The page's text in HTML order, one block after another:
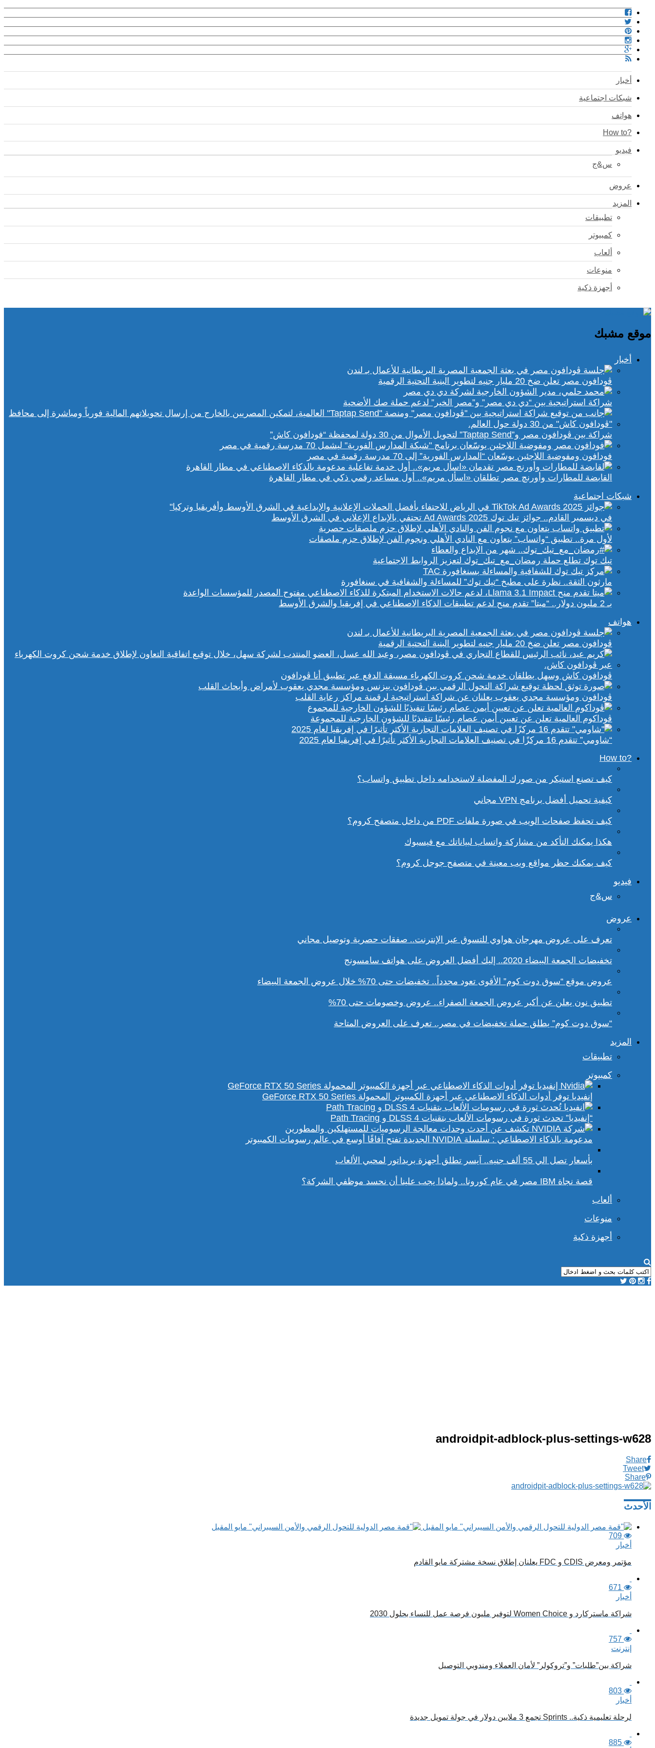
أخبار
شبكات اجتماعية
هواتف
?How to
فيديو
س&ج
عروض
المزيد
تطبيقات
كمبيوتر
ألعاب
منوعات
أجهزة ذكية
موقع مشبك
أخبار
ڤودافون مصر تعلن ضخ 20 مليار جنيه لتطوير البنية التحتية الرقمية
شراكة استراتيجية بين “دي دي مصر” و”مصر الخير” لدعم حملة صك الأضحية
شراكة بين ڤودافون مصر و”Taptap Send” لتحويل الأموال من 30 دولة لمحفظة “فودافون كاش”
فودافون ومفوضية اللاجئين يوسّعان “المدارس الفورية” إلى 70 مدرسة رقمية في مصر
القابضة للمطارات وأورنچ مصر تطلقان «اسأل مريم».. أول مساعد رقمي ذكي في مطار القاهرة
شبكات اجتماعية
في ديسمبر القادم.. جوائز تيك توك Ad Awards 2025 تحتفي بالإبداع الإعلاني في الشرق الأوسط
لأول مرة.. تطبيق “واتساب” يتعاون مع النادي الأهلي ونجوم الفن لإطلاق حزم ملصقات
تيك توك تطلع حملة رمضان_مع_تيك_توك لتعزيز الروابط الاجتماعية
مارثون الثقة.. نظرة على مطبخ “تيك توك” للمساءلة والشفافية في سنغافورة
بـ 2 مليون دولار.. “ميتا” تقدم منح لدعم تطبيقات الذكاء الاصطناعي في إفريقيا والشرق الأوسط
هواتف
ڤودافون مصر تعلن ضخ 20 مليار جنيه لتطوير البنية التحتية الرقمية
ڤودافون كاش وسهل يطلقان خدمة شحن كروت الكهرباء مسبقة الدفع عبر تطبيق أنا ڤودافون
ڤودافون ومؤسسة مجدي يعقوب يعلنان عن شراكة استراتيجية لرقمنة مراكز رعاية القلب
ڤوداكوم العالمية تعلن عن تعيين أيمن عصام رئيسًا تنفيذيًا للشؤون الخارجية للمجموعة
“شاومي” تتقدم 16 مركزًا في تصنيف العلامات التجارية الأكثر تأثيرًا في إفريقيا لعام 2025
?How to
كيف تصنع استيكر من صورك المفضلة لاستخدامه داخل تطبيق واتساب؟
كيفية تحميل أفضل برنامج VPN مجاني
كيف تحفظ صفحات الويب في صورة ملفات PDF من داخل متصفح كروم؟
هكذا يمكنك التأكد من مشاركة واتساب لبياناتك مع فيسبوك
كيف يمكنك حظر مواقع ويب معينة في متصفح جوجل كروم؟
فيديو
س&ج
عروض
تعرف على عروض مهرجان هواوي للتسوق عبر الإنترنت.. صفقات حصرية وتوصيل مجاني
تخفيضات الجمعة البيضاء 2020.. إليك أفضل العروض على هواتف سامسونج
عروض موقع “سوق دوت كوم” الأقوى تعود مجدداً.. تخفيضات حتى 70% خلال عروض الجمعة البيضاء
تطبيق نون يعلن عن أكبر عروض الجمعة الصفراء.. عروض وخصومات حتى 70%
“سوق دوت كوم” يطلق حملة تخفيضات في مصر.. تعرف على العروض المتاحة
المزيد
تطبيقات
كمبيوتر
إنفيديا توفر أدوات الذكاء الاصطناعي عبر أجهزة الكمبيوتر المحمولة GeForce RTX 50 Series
“إنفيديا” تحدث ثورة في رسومات الألعاب بتقنيات DLSS 4 و Path Tracing
مدعومة بالذكاء الاصطناعي : سلسلة NVIDIA الجديدة تفتح آفاقًا أوسع في عالم رسومات الكمبيوتر
بأسعار تصل الي 55 ألف جنيه.. آيسر تطلق أجهزة بريداتور لمحبي الألعاب
قصة نجاة IBM مصر في عام كورونا.. ولماذا يجب علينا أن نحسد موظفي الشركة؟
ألعاب
منوعات
أجهزة ذكية
androidpit-adblock-plus-settings-w628
Share
Tweet
Share
الأحدث
709
أخبار
مؤتمر ومعرض CDIS و FDC يعلنان إطلاق نسخة مشتركة مايو القادم
671
أخبار
شراكة ماستركارد و Women Choice لتوفير مليون فرصة عمل للنساء بحلول 2030
757
إنترنت
شراكة بين”طلبات” و”تروكولر” لأمان العملاء ومندوبي التوصيل
803
أخبار
لرحلة تعليمية ذكية.. Sprints تجمع 3 ملايين دولار في جولة تمويل جديدة
885